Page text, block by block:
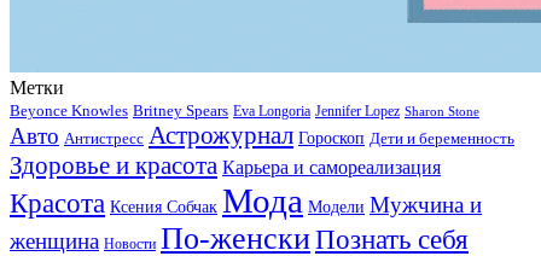
Метки
Beyonce Knowles Britney Spears Eva Longoria Jennifer Lopez Sharon Stone
Авто Антистресс Астрожурнал Гороскоп Дети и беременность
Здоровье и красота Карьера и самореализация
Красота Ксения Собчак Мода Модели Мужчина и
женщина Новости По-женскиПознать себя